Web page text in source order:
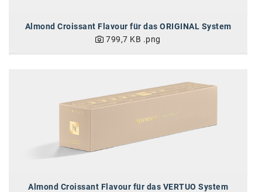
Almond Croissant Flavour für das ORIGINAL System
799,7 KB .png
Almond Croissant Flavour für das VERTUO System